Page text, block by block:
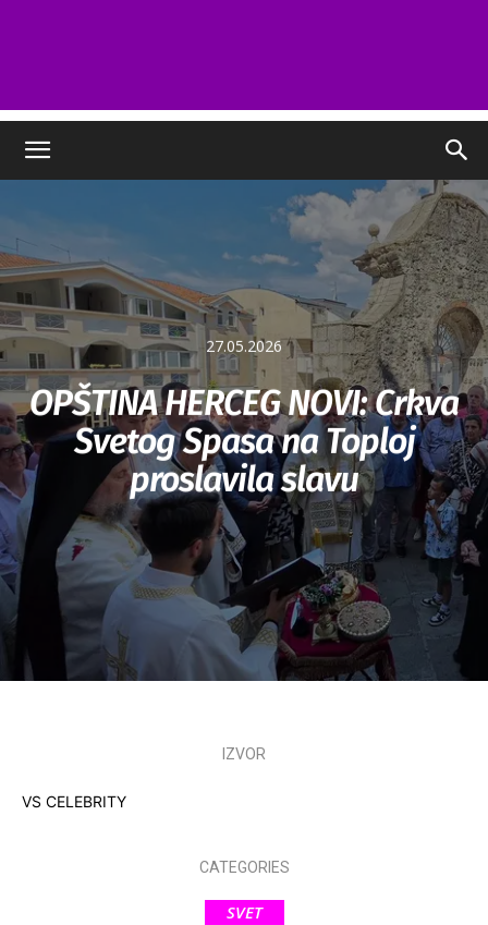
27.05.2026
OPŠTINA HERCEG NOVI: Crkva
Svetog Spasa na Toploj
proslavila slavu
IZVOR
VS CELEBRITY
CATEGORIES
SVET